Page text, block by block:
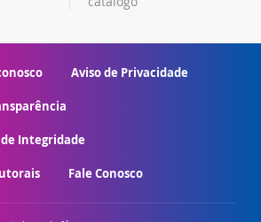
Aviso de Privacidade
Integridade
Fale Conosco